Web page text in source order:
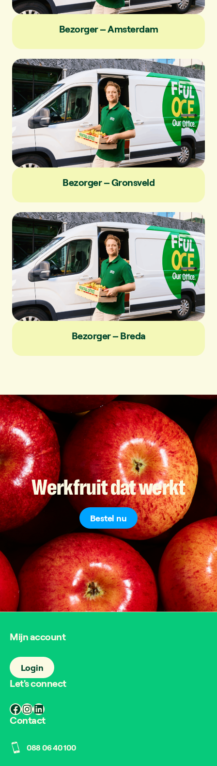
Bezorger – Amsterdam
Bezorger – Gronsveld
Bezorger – Breda
Werkfruitdatwerkt
Bestel nu
Mijn account
Login
Let's connect
Facebook
Instagram
LinkedIn
Contact
088 06 40 100